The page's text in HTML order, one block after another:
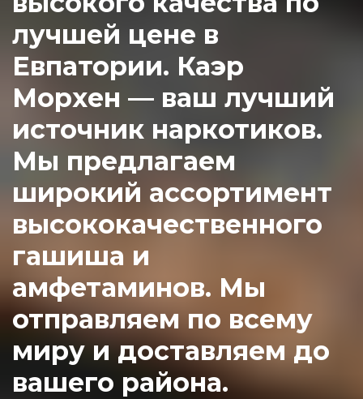
лучшей цене в
Евпатории. Каэр
Морхен — ваш лучший
источник наркотиков.
Мы предлагаем
широкий ассортимент
высококачественного
гашиша и
амфетаминов. Мы
отправляем по всему
миру и доставляем до
вашего района.